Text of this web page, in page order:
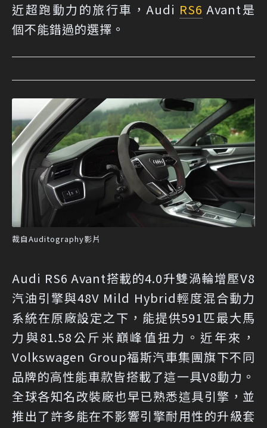
近超跑動力的旅行車，Audi RS6 Avant是
個不能錯過的選擇。
裁自Auditography影片
Audi RS6 Avant搭載的4.0升雙渦輪增壓V8
汽油引擎與48V Mild Hybrid輕度混合動力
系統在原廠設定之下，能提供591匹最大馬
力與81.58公斤米巔峰值扭力。近年來，
Volkswagen Group福斯汽車集團旗下不同
品牌的高性能車款皆搭載了這一具V8動力。
全球各知名改裝廠也早已熟悉這具引擎，並
推出了許多能在不影響引擎耐用性的升級套